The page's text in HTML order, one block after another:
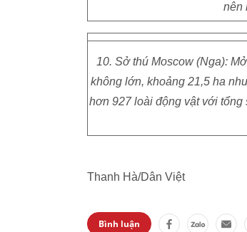
nên
10. Sở thú Moscow (Nga):
không lớn, khoảng 21,5 ha
hơn 927 loài động vật với tổng
Thanh Hà/Dân Việt
Bình luận